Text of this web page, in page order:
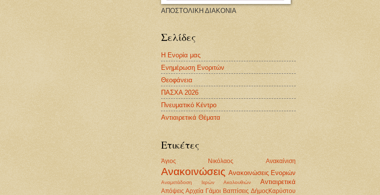
ΑΠΟΣΤΟΛΙΚΗ ΔΙΑΚΟΝΙΑ
Σελίδες
Η Ενορία μας
Ενημέρωση Ενοριτών
Θεοφάνεια
ΠΑΣΧΑ 2026
Πνευματικό Κέντρο
Αντιαιρετικά Θέματα
Ετικέτες
Άγιος Νικόλαος Ανακαίνιση
Ανακοινώσεις Ανακοινώσεις Ενοριών
Αναμετάδοση Ιερών Ακολουθιών Αντιαιρετικά
Απόψεις Αρχεία Γάμοι Βαπτίσεις ΔήμοςΚαρύστου